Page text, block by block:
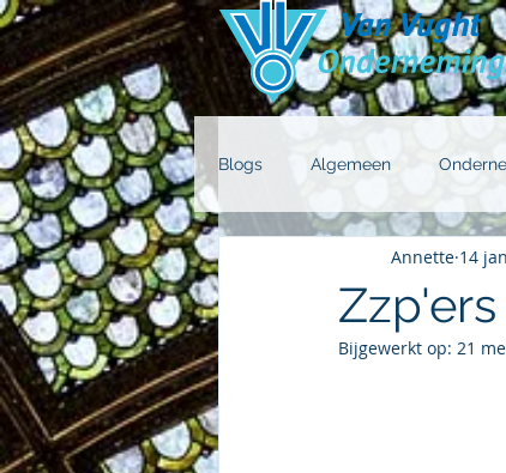
Blogs Algemeen
Annette 14
Bijgewerkt op: 21